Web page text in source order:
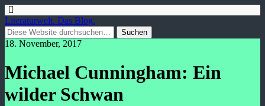
Literaturwelt. Das Blog.
18. November, 2017
Michael Cunningham: Ein
wilder Schwan